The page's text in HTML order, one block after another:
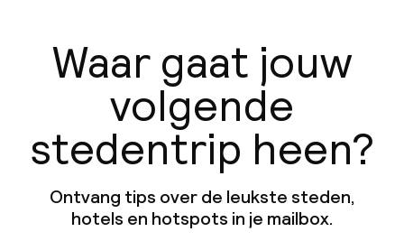
Waar gaat jouw
volgende
stedentrip heen?
Ontvang tips over de leukste steden,
hotels en hotspots in je mailbox.